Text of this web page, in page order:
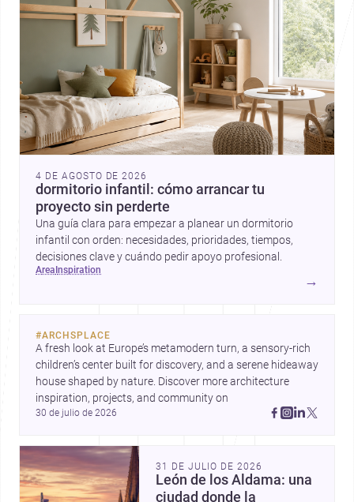
4 DE AGOSTO DE 2026
dormitorio infantil: cómo arrancar tu
proyecto sin perderte
Una guía clara para empezar a planear un dormitorio
infantil con orden: necesidades, prioridades, tiempos,
decisiones clave y cuándo pedir apoyo profesional.
area inspiration
→
#ARCHSPLACE
A fresh look at Europe’s metamodern turn, a sensory-rich
children’s center built for discovery, and a serene hideaway
house shaped by nature. Discover more architecture
30 de julio de 2026
31 DE JULIO DE 2026
León de los Aldama: una
ciudad donde la